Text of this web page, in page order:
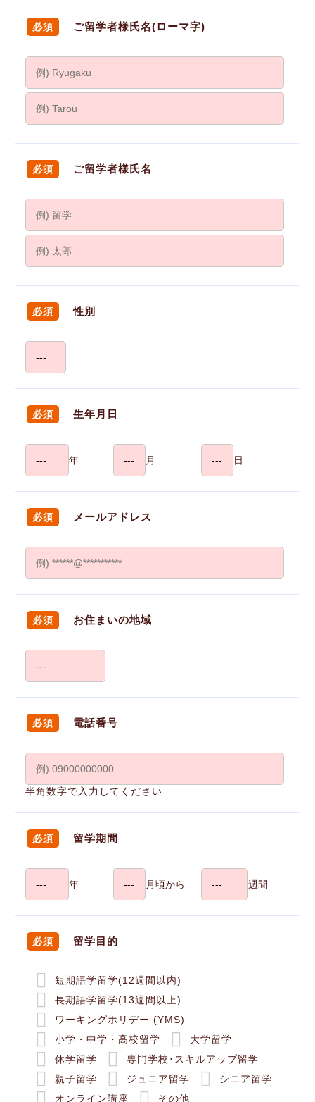
必須 ご留学者様氏名(ローマ字)
必須 ご留学者様氏名
必須 性別
必須 生年月日
年 月 日
必須 メールアドレス
必須 お住まいの地域
必須 電話番号
半角数字で入力してください
必須 留学期間
年 月頃から 週間
必須 留学目的
短期語学留学(12週間以内)
長期語学留学(13週間以上)
ワーキングホリデー (YMS)
小学・中学・高校留学
大学留学
休学留学
専門学校･スキルアップ留学
親子留学
ジュニア留学
シニア留学
オンライン講座
その他